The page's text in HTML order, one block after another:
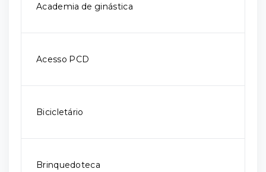
Academia de ginástica
Acesso PCD
Bicicletário
Brinquedoteca